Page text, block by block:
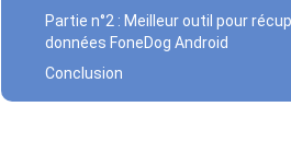
Partie n°2 : Meilleur outil pour
données FoneDog Android
Conclusion